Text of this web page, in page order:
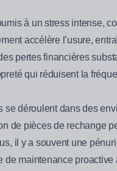
à un stress intense,
accélère l’usure,
pertes financières
qui réduisent la
se déroulent dans des
de pièces de rechange
il y a souvent une
de maintenance